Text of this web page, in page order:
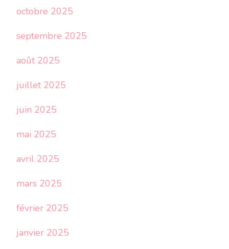
octobre 2025
septembre 2025
août 2025
juillet 2025
juin 2025
mai 2025
avril 2025
mars 2025
février 2025
janvier 2025